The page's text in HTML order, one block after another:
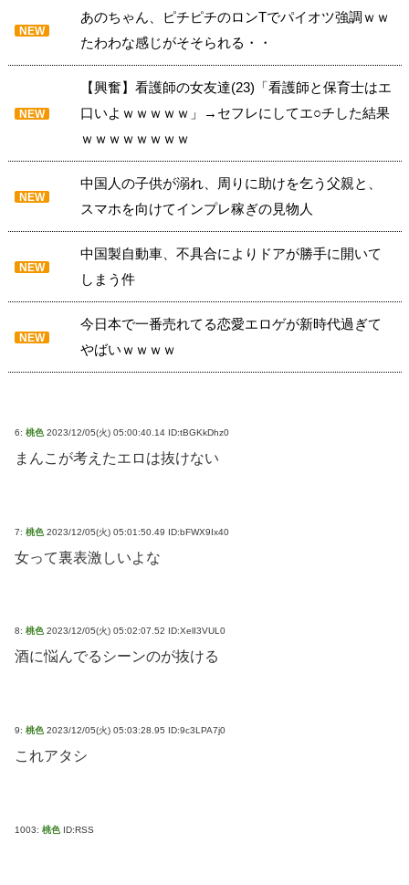
NEW
あのちゃん、ピチピチのロンTでパイオツ強調ｗｗ
たわわな感じがそそられる・・
NEW
【興奮】看護師の女友達(23)「看護師と保育士はエ
口いよｗｗｗｗｗ」→セフレにしてエ○チした結果
ｗｗｗｗｗｗｗｗ
NEW
中国人の子供が溺れ、周りに助けを乞う父親と、
スマホを向けてインプレ稼ぎの見物人
NEW
中国製自動車、不具合によりドアが勝手に開いて
しまう件
NEW
今日本で一番売れてる恋愛エロゲが新時代過ぎて
やばいｗｗｗｗ
6: 桃色 2023/12/05(火) 05:00:40.14 ID:tBGKkDhz0
まんこが考えたエロは抜けない
7: 桃色 2023/12/05(火) 05:01:50.49 ID:bFWX9Ix40
女って裏表激しいよな
8: 桃色 2023/12/05(火) 05:02:07.52 ID:XelI3VUL0
酒に悩んでるシーンのが抜ける
9: 桃色 2023/12/05(火) 05:03:28.95 ID:9c3LPA7j0
これアタシ
1003: 桃色 ID:RSS